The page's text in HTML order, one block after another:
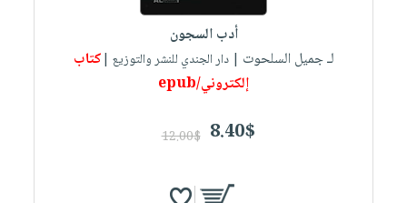
أدب السجون
لـ جميل السلحوت | دار الجندي للنشر والتوزيع |كتاب
إلكتروني/epub
8.40$
12.00$